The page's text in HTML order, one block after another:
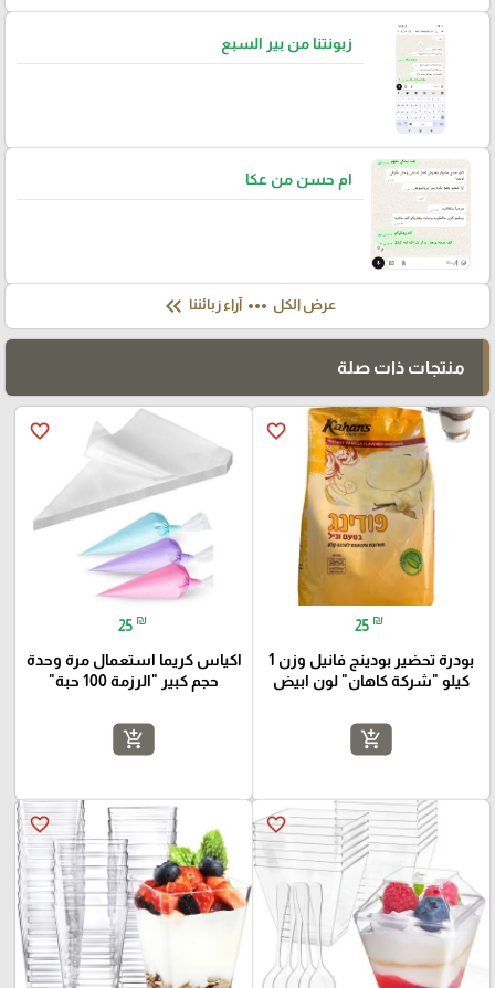
زبونتنا من بير السبع
ام حسن من عكا
عرض الكل more_horiz آراء زبائننا keyboard_double_arrow_left
منتجات ذات صلة
favorite_border
25 ₪
بودرة تحضير بودينج فانيل وزن 1
كيلو "شركة كاهان" لون ابيض
add_shopping_cart
favorite_border
25 ₪
اكياس كريما استعمال مرة وحدة
حجم كبير "الرزمة 100 حبة"
add_shopping_cart
favorite_border
favorite_border